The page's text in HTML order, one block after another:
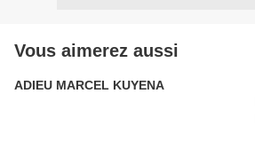
Vous aimerez aussi
ADIEU MARCEL KUYENA